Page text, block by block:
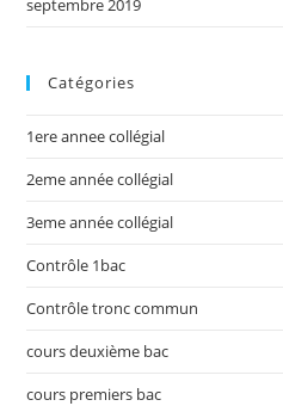
septembre 2019
Catégories
1ere annee collégial
2eme année collégial
3eme année collégial
Contrôle 1bac
Contrôle tronc commun
cours deuxième bac
cours premiers bac